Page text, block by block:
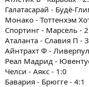
Галатасарай - Будё-
Монако - Тоттенхэм
Спортинг - Марсель -
Аталанта - Славия П -
Айнтрахт Ф -
Реал Мадрид -
Челси - Аякс - 1:0
Бавария - Брюгге - 4:1